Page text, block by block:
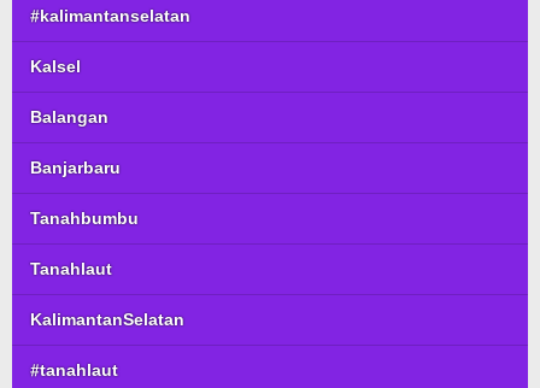
#kalimantanselatan
Kalsel
Balangan
Banjarbaru
Tanahbumbu
Tanahlaut
KalimantanSelatan
#tanahlaut